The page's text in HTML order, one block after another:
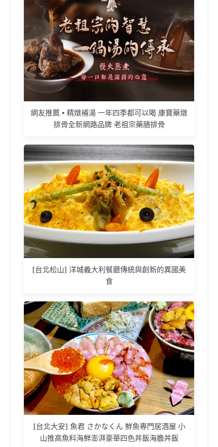
網友推薦 • 精燉補湯 一年四季都可以喝 康寶藥燉
排骨全新網路品牌 老祖宗藥膳排骨
[台北松山] 洋城義大利餐廳傳統與創新的異國美
食
[台北大安] 魚君 さかなくん 鮮魚專門居酒屋 小
山推高魚料海鮮澎湃豪華四色丼飯海膽丼飯